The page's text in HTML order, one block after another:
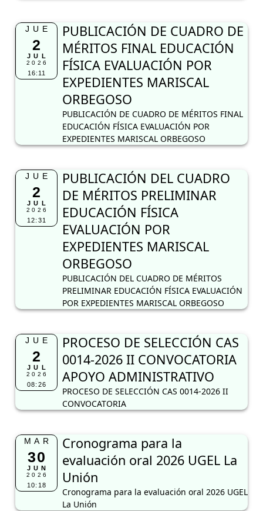
JUE
2
JUL
2026
16:11
PUBLICACIÓN DE CUADRO DE
MÉRITOS FINAL EDUCACIÓN
FÍSICA EVALUACIÓN POR
EXPEDIENTES MARISCAL
ORBEGOSO
PUBLICACIÓN DE CUADRO DE MÉRITOS FINAL
EDUCACIÓN FÍSICA EVALUACIÓN POR
EXPEDIENTES MARISCAL ORBEGOSO
JUE
2
JUL
2026
12:31
PUBLICACIÓN DEL CUADRO
DE MÉRITOS PRELIMINAR
EDUCACIÓN FÍSICA
EVALUACIÓN POR
EXPEDIENTES MARISCAL
ORBEGOSO
PUBLICACIÓN DEL CUADRO DE MÉRITOS
PRELIMINAR EDUCACIÓN FÍSICA EVALUACIÓN
POR EXPEDIENTES MARISCAL ORBEGOSO
JUE
2
JUL
2026
08:26
PROCESO DE SELECCIÓN CAS
0014-2026 II CONVOCATORIA
APOYO ADMINISTRATIVO
PROCESO DE SELECCIÓN CAS 0014-2026 II
CONVOCATORIA
MAR
30
JUN
2026
10:18
Cronograma para la
evaluación oral 2026 UGEL La
Unión
Cronograma para la evaluación oral 2026 UGEL
La Unión